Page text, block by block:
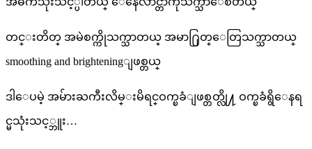
တင္းတိတ္ အမဲစက္ကိုသက္သာတယ္ အမာ႐ြတ္ေတြသက္သာတယ္
smoothing and brighteningျဖစ္တယ္
ဒါေပမဲ့ အမ်ားႀကီးလိမ္းမိရင္ဝက္ၿခံျဖစ္တတ္လို႔ ဝက္ၿခံရွိေနရ
င္မသုံးသင့္ဘူး…